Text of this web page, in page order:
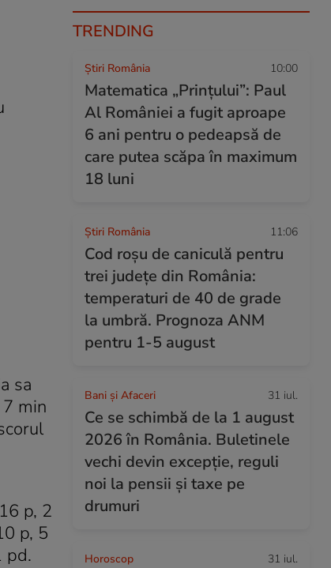
sa
min
p, 2
p, 5
pd.
TRENDING
Știri România 10:00
Matematica „Prințului”: Paul
Al României a fugit aproape
6 ani pentru o pedeapsă de
care putea scăpa în maximum
18 luni
Știri România 11:06
Cod roșu de caniculă pentru
trei județe din România:
temperaturi de 40 de grade
la umbră. Prognoza ANM
pentru 1-5 august
Bani și Afaceri 31 iul.
Ce se schimbă de la 1 august
2026 în România. Buletinele
vechi devin excepție, reguli
noi la pensii și taxe pe
drumuri
Horoscop 31 iul.